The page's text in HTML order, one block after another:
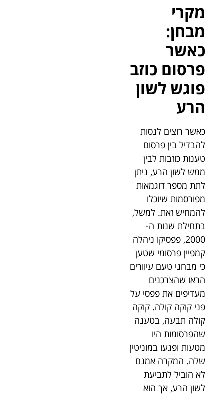
מקרי
מבחן:
כאשר
פרסום כוזב
פוגש לשון
הרע
כאשר רוצים לנסות
להבדיל בין פרסום
טענות כוזבות לבין
ממש לשון הרע, ניתן
לתת מספר דוגמאות
מפורסמות שיוכלו
להמחיש זאת. למשל,
בתחילת שנות ה-
2000, פפסיקו ניהלה
קמפיין פרסומי שטען
כי מבחני טעם עיוורים
הראו שהצרכנים
מעדיפים את פפסי על
פני קוקה קולה. קוקה
קולה תבעה, בטענה
שהפרסומות היו
מטעות ופגעו במוניטין
שלה. המקרה אמנם
לא הוביל לתביעת
לשון הרע, אך הוא